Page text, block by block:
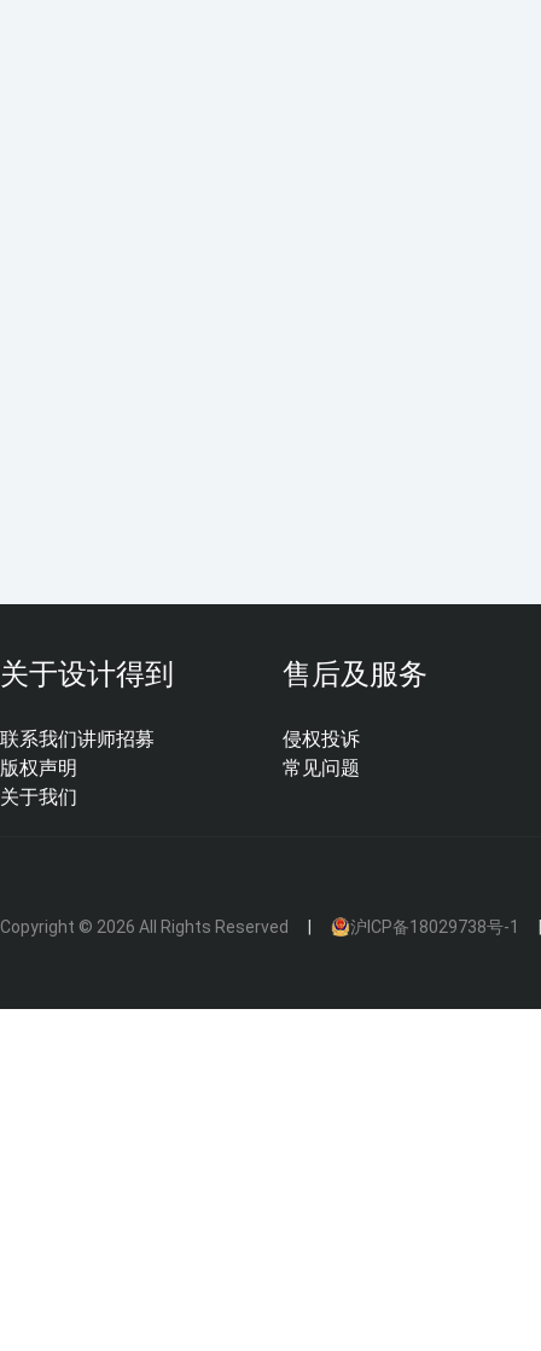
关于设计得到
联系我们
版权声明
关于我们
讲师招募
售后及服务
侵权投诉
常见问题
Copyright © 2026 All Rights Reserved 沪ICP备18029738号-1